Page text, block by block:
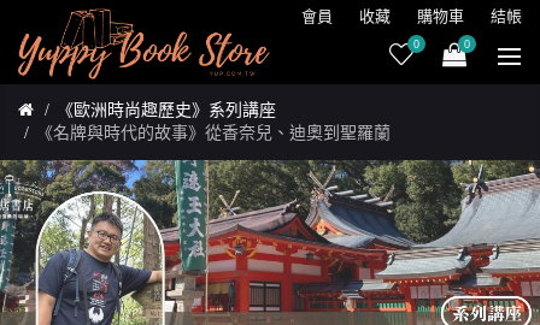
會員 收藏 購物車 結帳
0 0
《歐洲時尚趣歷史》系列講座
《名牌與時代的故事》從香奈兒、迪奧到聖羅蘭